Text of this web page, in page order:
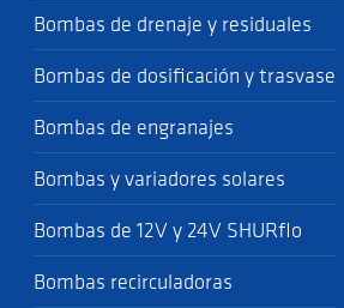
Bombas de drenaje y residuales
Bombas de dosificación y trasvase
Bombas de engranajes
Bombas y variadores solares
Bombas de 12V y 24V SHURflo
Bombas recirculadoras